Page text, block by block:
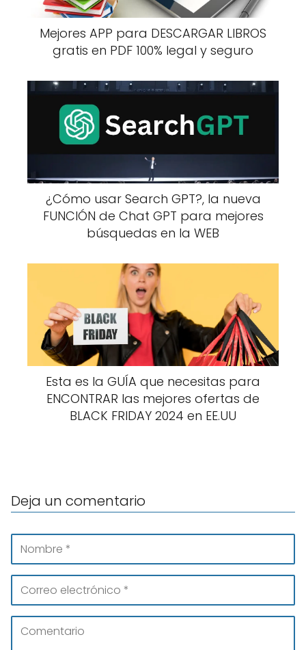
Mejores APP para DESCARGAR LIBROS
gratis en PDF 100% legal y seguro
¿Cómo usar Search GPT?, la nueva
FUNCIÓN de Chat GPT para mejores
búsquedas en la WEB
Esta es la GUÍA que necesitas para
ENCONTRAR las mejores ofertas de
BLACK FRIDAY 2024 en EE.UU
Deja un comentario